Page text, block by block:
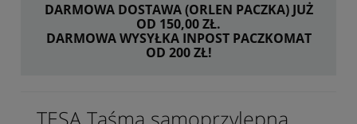
DARMOWA DOSTAWA (ORLEN PACZKA) JUŻ
OD 150,00 ZŁ.
DARMOWA WYSYŁKA INPOST PACZKOMAT
OD 200 ZŁ!
TESA Taśma samoprzylepna